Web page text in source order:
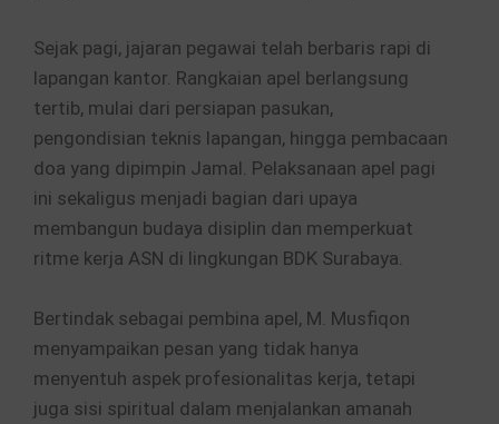
Sejak pagi, jajaran pegawai telah berbaris rapi di
lapangan kantor. Rangkaian apel berlangsung
tertib, mulai dari persiapan pasukan,
pengondisian teknis lapangan, hingga pembacaan
doa yang dipimpin Jamal. Pelaksanaan apel pagi
ini sekaligus menjadi bagian dari upaya
membangun budaya disiplin dan memperkuat
ritme kerja ASN di lingkungan BDK Surabaya.
Bertindak sebagai pembina apel, M. Musfiqon
menyampaikan pesan yang tidak hanya
menyentuh aspek profesionalitas kerja, tetapi
juga sisi spiritual dalam menjalankan amanah